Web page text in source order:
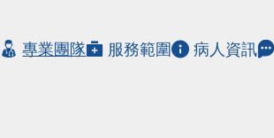
專業團隊 服務範圍 病人資訊